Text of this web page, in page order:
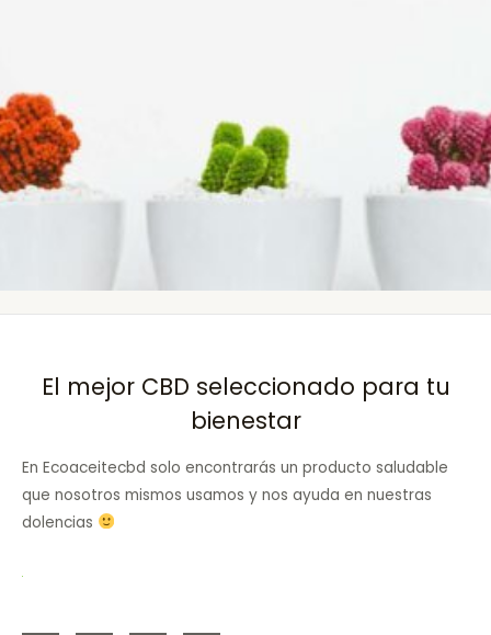
El mejor CBD seleccionado para tu
bienestar
En Ecoaceitecbd solo encontrarás un producto saludable
que nosotros mismos usamos y nos ayuda en nuestras
dolencias